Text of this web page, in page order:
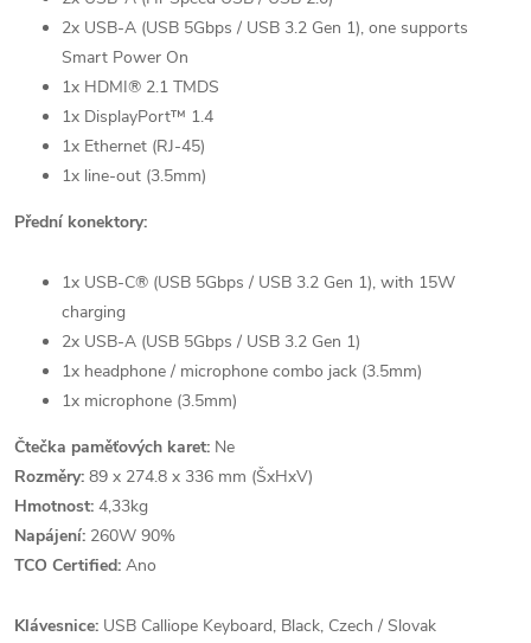
2x USB-A (USB 5Gbps / USB 3.2 Gen 1), one supports
Smart Power On
1x HDMI® 2.1 TMDS
1x DisplayPort™ 1.4
1x Ethernet (RJ-45)
1x line-out (3.5mm)
Přední konektory:
1x USB-C® (USB 5Gbps / USB 3.2 Gen 1), with 15W
charging
2x USB-A (USB 5Gbps / USB 3.2 Gen 1)
1x headphone / microphone combo jack (3.5mm)
1x microphone (3.5mm)
Čtečka paměťových karet: Ne
Rozměry: 89 x 274.8 x 336 mm (ŠxHxV)
Hmotnost: 4,33kg
Napájení: 260W 90%
TCO Certified: Ano
Klávesnice: USB Calliope Keyboard, Black, Czech / Slovak